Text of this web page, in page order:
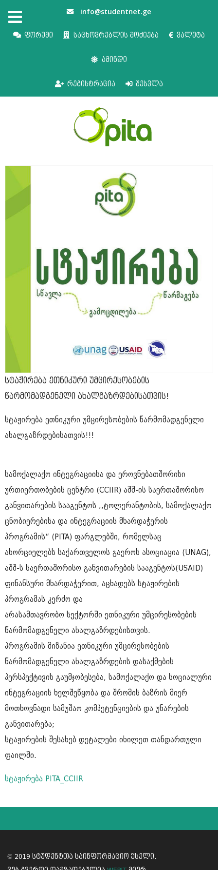
info@studentnet.ge
ფორუმი საცხოვრებლის მოძიება ვალუტა
ამინდი
რეგისტრაცია შესვლა
სტაჟირება ეთნიკური უმცირესობების
წარმომადგენელი ახალგაზრდებისათვის!
სტაჟირება ეთნიკური უმცირესობების წარმომადგენელი
ახალგაზრდებისათვის!!!
სამოქალაქო ინტეგრაციისა და ეროვნებათშორისი
ურთიერთობების ცენტრი (CCIIR) აშშ-ის საერთაშორისო
განვითარების სააგენტოს ,,ტოლერანტობის, სამოქალაქო
ცნობიერებისა და ინტეგრაციის მხარდაჭერის
პროგრამის“ (PITA) ფარგლებში, რომელსაც
ახორციელებს საქართველოს გაეროს ასოციაცია (UNAG),
აშშ-ს საერთაშორისო განვითარების სააგენტოს(USAID)
ფინანსური მხარდაჭერით, აცხადებს სტაჟირების
პროგრამას კერძო და
არასამთავრობო სექტორში ეთნიკური უმცირესობების
წარმომადგენელი ახალგაზრდებისთვის.
პროგრამის მიზანია ეთნიკური უმცირესობების
წარმომადგენელი ახალგაზრდების დასაქმების
პერსპექტივის გაუმჯობესება, სამოქალაქო და სოციალური
ინტეგრაციის ხელშეწყობა და შრომის ბაზრის მიერ
მოთხოვნადი სამუშაო კომპეტენციების და უნარების
განვითარება;
სტაჟირების შესახებ დეტალები იხილეთ თანდართული
ფაილში.
სტაჟირება PITA_CCIIR
© 2019 სტუდენტთა საინფორმაციო ქსელი.
ვებ გვერდი დამზადებულიაWEBITმიერ